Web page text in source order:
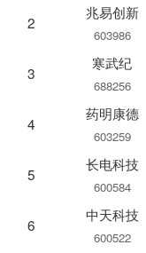
2
兆易创新
603986
3
寒武纪
688256
4
药明康德
603259
5
长电科技
600584
6
中天科技
600522